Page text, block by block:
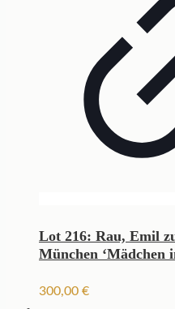
Lot 216: Rau, Emil
München ‘Mädchen
300,00 €